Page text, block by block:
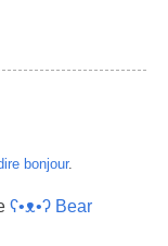
bonjour.
ʕ•ᴥ•ʔ Bear